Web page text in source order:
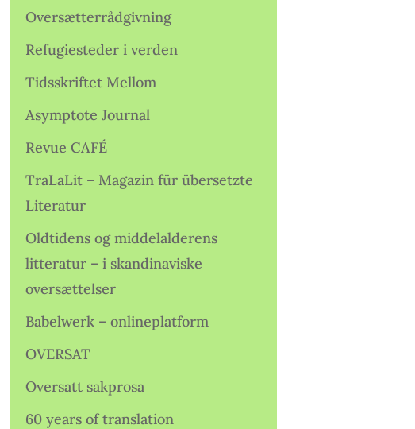
Oversætterrådgivning
Refugiesteder i verden
Tidsskriftet Mellom
Asymptote Journal
Revue CAFÉ
TraLaLit – Magazin für übersetzte
Literatur
Oldtidens og middelalderens
litteratur – i skandinaviske
oversættelser
Babelwerk – onlineplatform
OVERSAT
Oversatt sakprosa
60 years of translation